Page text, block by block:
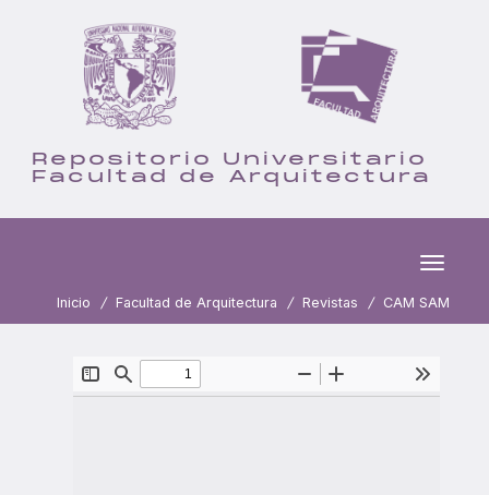
Repositorio Universitario
Facultad de Arquitectura
Inicio Facultad de Arquitectura Revistas CAM SAM